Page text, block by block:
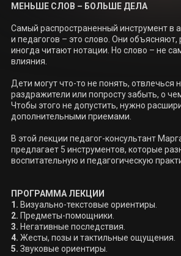
МЕНЬШЕ СЛОВ – БОЛЬШЕ ДЕЛА
Самый распространенный инструмент в
и педагогов – это слово. Они объясняют,
иногда читают нотации. Но слово – не
влияния.
Дети могут что-то не понять, отвлечься
раздражители или попросту забыть, о
Чтобы этого не допустить, нужно
дополнительными приемами.
В этой лекции педагог-консультант
предлагает 5 инструментов, которые
воспитательную и педагогическую
ПРОГРАММА ЛЕКЦИИ
1.
2.
3.
4.
5. Звуковые ориентиры.